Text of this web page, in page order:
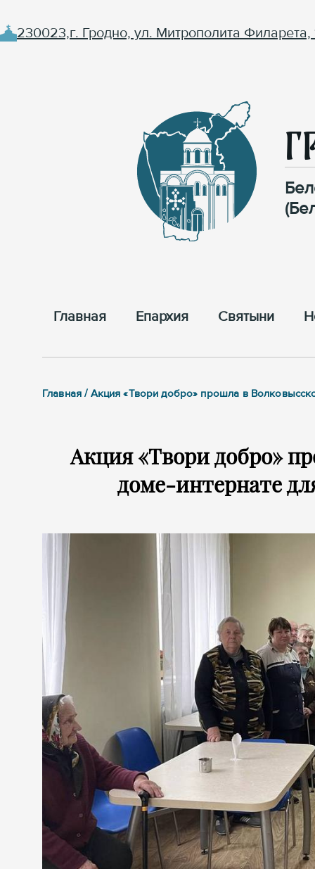
230023,г. Гродно, ул. Митрополита Филарета,
Главная Епархия Cвятыни
Главная / Акция «Твори добро» прошла в
Акция «Твори добро»
доме-интернате